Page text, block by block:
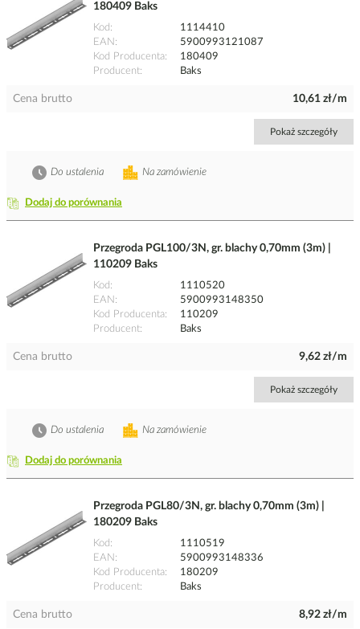
180409 Baks
Kod
1114410
EAN
5900993121087
Kod Producenta
180409
Producent
Baks
Cena brutto 10,61 zł/m
Pokaż szczegóły
Dodaj do porównania
Na zamówienie
Do ustalenia
Przegroda PGL100/3N, gr. blachy 0,70mm (3m) |
110209 Baks
Kod
1110520
EAN
5900993148350
Kod Producenta
110209
Producent
Baks
Cena brutto 9,62 zł/m
Pokaż szczegóły
Dodaj do porównania
Na zamówienie
Do ustalenia
Przegroda PGL80/3N, gr. blachy 0,70mm (3m) |
180209 Baks
Kod
1110519
EAN
5900993148336
Kod Producenta
180209
Producent
Baks
Cena brutto 8,92 zł/m